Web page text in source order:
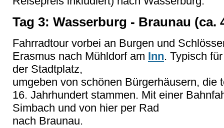
Tag 3: Wasserburg - Braunau (ca.
Fahrradtour vorbei an Burgen und
Erasmus nach Mühldorf am Inn. Typisch
der Stadtplatz,
umgeben von schönen Bürgerhäusern, die
16. Jahrhundert stammen. Mit einer
Simbach und von hier per Rad
nach Braunau.